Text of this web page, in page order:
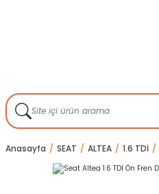
Anasayfa SEAT ALTEA 1.6 TDİ